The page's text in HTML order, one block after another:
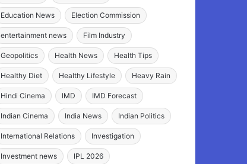
Education News Election Commission
entertainment news Film Industry
Geopolitics Health News Health Tips
Healthy Diet Healthy Lifestyle Heavy Rain
Hindi Cinema IMD IMD Forecast
Indian Cinema India News Indian Politics
International Relations Investigation
Investment news IPL 2026